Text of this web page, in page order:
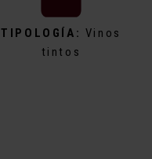
TIPOLOGÍA: Vinos
tintos